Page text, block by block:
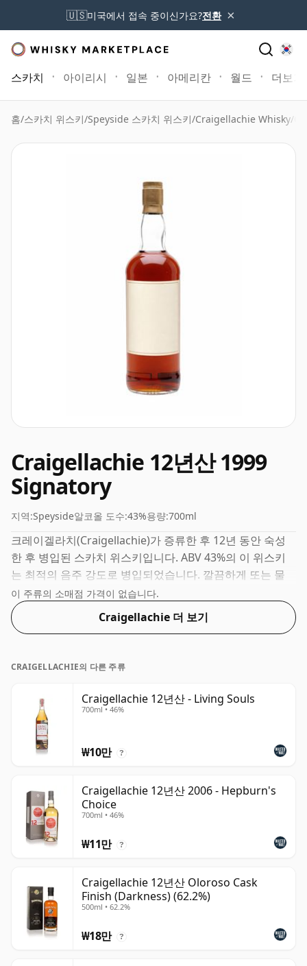
🇺🇸미국에서 접속 중이신가요?전환 ×
스카치 아이리시 일본 아메리칸 월드 더보기
홈/스카치 위스키/Speyside 스카치 위스키/Craigellachie Whisky/
Craigellachie 12년산 1999
Signatory
지역:Speyside알코올 도수:43%용량:700ml
크레이겔라치(Craigellachie)가 증류한 후 12년 동안 숙성
한 후 병입된 스카치 위스키입니다. ABV 43%의 이 위스키
는 최적의 음주 강도로 병입되었습니다. 깔끔하게 또는 물
한 방울과 함께 즐겨보세요.
이 주류의 소매점 가격이 없습니다.
Craigellachie 더 보기
CRAIGELLACHIE의 다른 주류
Craigellachie 12년산 - Living Souls
700ml • 46%
₩10만 ?
Craigellachie 12년산 2006 - Hepburn's
Choice
700ml • 46%
₩11만 ?
Craigellachie 12년산 Oloroso Cask
Finish (Darkness) (62.2%)
500ml • 62.2%
₩18만 ?